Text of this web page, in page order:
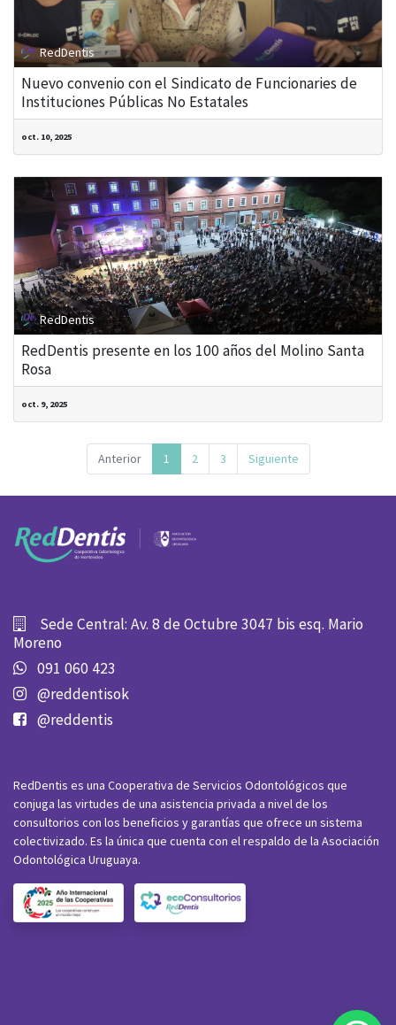
RedDentis
Nuevo convenio con el Sindicato de Funcionaries de
Instituciones Públicas No Estatales
oct. 10, 2025
RedDentis
RedDentis presente en los 100 años del Molino Santa
Rosa
oct. 9, 2025
Anterior 1 2 3 Siguiente
Sede Central: Av. 8 de Octubre 3047 bis esq. Mario
Moreno
091 060 423
@reddentisok
@reddentis
RedDentis es una Cooperativa de Servicios Odontológicos que
conjuga las virtudes de una asistencia privada a nivel de los
consultorios con los beneficios y garantías que ofrece un sistema
colectivizado. Es la única que cuenta con el respaldo de la Asociación
Odontológica Uruguaya.